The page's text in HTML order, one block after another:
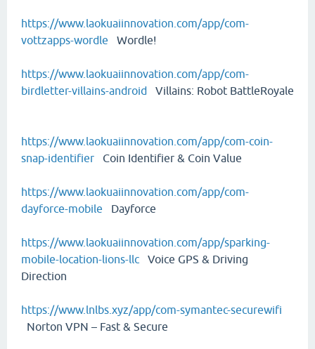
https://www.laokuaiinnovation.com/app/com-
vottzapps-wordle Wordle!
https://www.laokuaiinnovation.com/app/com-
birdletter-villains-android Villains: Robot BattleRoyale
https://www.laokuaiinnovation.com/app/com-coin-
snap-identifier Coin Identifier & Coin Value
https://www.laokuaiinnovation.com/app/com-
dayforce-mobile Dayforce
https://www.laokuaiinnovation.com/app/sparking-
mobile-location-lions-llc Voice GPS & Driving
Direction
https://www.lnlbs.xyz/app/com-symantec-securewifi
Norton VPN – Fast & Secure